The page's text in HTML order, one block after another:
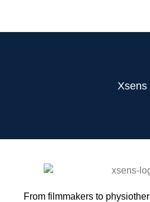
Xsens
From filmmakers to